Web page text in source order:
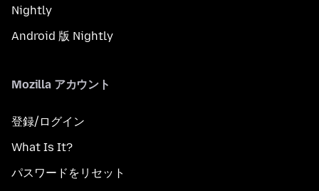
Nightly
Android 版 Nightly
Mozilla アカウント
登録/ログイン
What Is It?
パスワードをリセット